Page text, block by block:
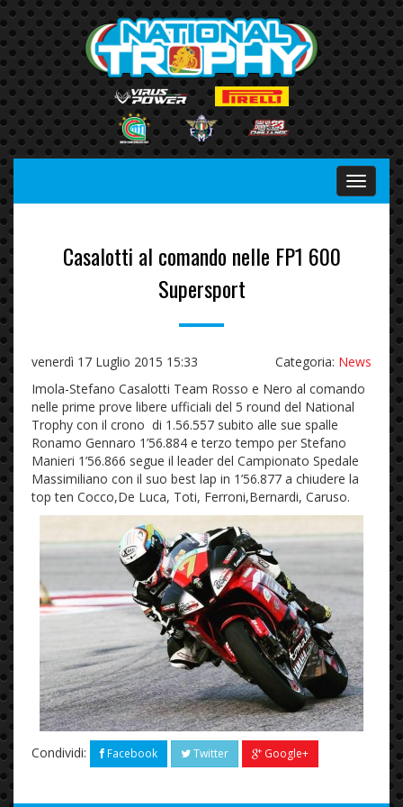
Menu
Casalotti al comando nelle FP1 600
Supersport
venerdì 17 Luglio 2015 15:33 Categoria: News
Imola-Stefano Casalotti Team Rosso e Nero al comando
nelle prime prove libere ufficiali del 5 round del National
Trophy con il crono di 1.56.557 subito alle sue spalle
Ronamo Gennaro 1’56.884 e terzo tempo per Stefano
Manieri 1’56.866 segue il leader del Campionato Spedale
Massimiliano con il suo best lap in 1’56.877 a chiudere la
top ten Cocco,De Luca, Toti, Ferroni,Bernardi, Caruso.
Condividi: Facebook Twitter Google+